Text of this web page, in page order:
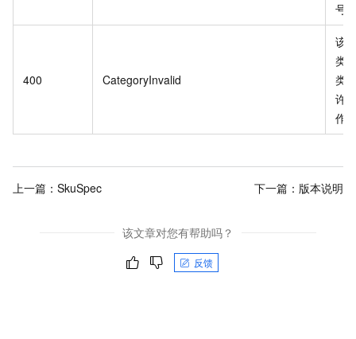
号
400 CategoryInvalid
该
类
类
许
作
上一篇： SkuSpec 下一篇： 版本说明
该文章对您有帮助吗？
反馈